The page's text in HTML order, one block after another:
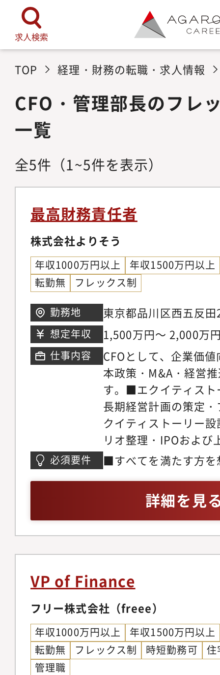
求人検索
TOP 経理・財務の転職・求人情報
CFO・管理部長のフレ
一覧
全5件 （1~5件を表示）
最高財務責任者
株式会社よりそう
年収1000万円以上
年収1500万円以上
転勤無
フレックス制
勤務地
東京都品川区西五反
階
想定年収 1,500万円～ 2,000万
仕事内容
CFOとして、企業価
本政策・M&A・経営
す。■エクイティスト
長期経営計画の策定
クイティストーリー
リオ整理・IPOおよ
市場対応設計■資本政
に関する財務分析・
向上に向けた成長施
成長・M&A戦略立案
資評価）・PMIおよび
援・事業ポートフォ
家・金融機関・証券
人・社外取締役との
外コミュニケーショ
推進・CEO・経営陣
決定支援・全社横断
必須要件
■すべてを満たす方を
お持ちの方PEファン
FAS／M&Aアドバイ
資本政策、資金調達
して推進した経験・
会社等との折衝を主
験・監査法人、社外
要な会計・ガバナン
任者または交渉責任
PL／BS／CFをベース
詳細を見
VP of Finance
フリー株式会社（freee）
年収1000万円以上
年収1500万円以上
転勤無
フレックス制 時短勤務可
住
管理職